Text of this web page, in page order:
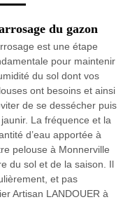
du gazon
est une étape
pour maintenir
du sol dont vos
ont besoins et ainsi
de se dessécher puis
La fréquence et la
d’eau apportée à
pelouse à Monnerville
du sol et de la saison. Il
et pas
Artisan LANDOUER à